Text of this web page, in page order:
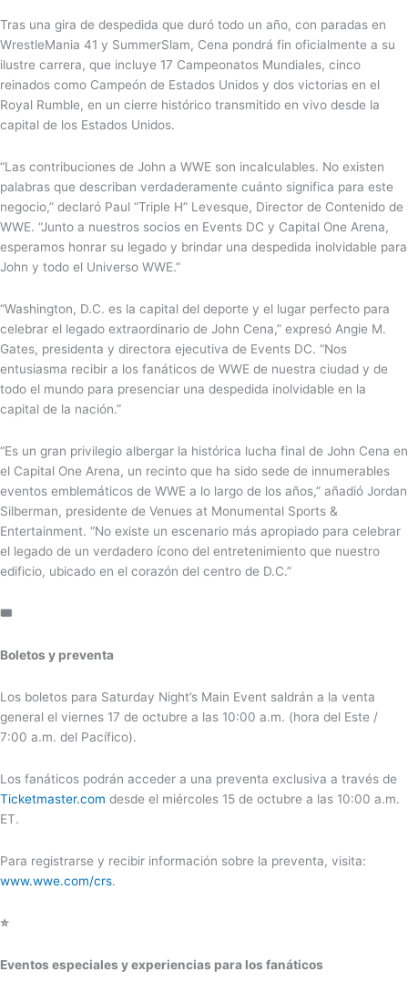
Tras una gira de despedida que duró todo un año, con paradas en
WrestleMania 41 y SummerSlam, Cena pondrá fin oficialmente a su
ilustre carrera, que incluye 17 Campeonatos Mundiales, cinco
reinados como Campeón de Estados Unidos y dos victorias en el
Royal Rumble, en un cierre histórico transmitido en vivo desde la
capital de los Estados Unidos.
“Las contribuciones de John a WWE son incalculables. No existen
palabras que describan verdaderamente cuánto significa para este
negocio,” declaró Paul “Triple H” Levesque, Director de Contenido de
WWE. “Junto a nuestros socios en Events DC y Capital One Arena,
esperamos honrar su legado y brindar una despedida inolvidable para
John y todo el Universo WWE.”
“Washington, D.C. es la capital del deporte y el lugar perfecto para
celebrar el legado extraordinario de John Cena,” expresó Angie M.
Gates, presidenta y directora ejecutiva de Events DC. “Nos
entusiasma recibir a los fanáticos de WWE de nuestra ciudad y de
todo el mundo para presenciar una despedida inolvidable en la
capital de la nación.”
“Es un gran privilegio albergar la histórica lucha final de John Cena en
el Capital One Arena, un recinto que ha sido sede de innumerables
eventos emblemáticos de WWE a lo largo de los años,” añadió Jordan
Silberman, presidente de Venues at Monumental Sports &
Entertainment. “No existe un escenario más apropiado para celebrar
el legado de un verdadero ícono del entretenimiento que nuestro
edificio, ubicado en el corazón del centro de D.C.”
🎟️
Boletos y preventa
Los boletos para Saturday Night’s Main Event saldrán a la venta
general el viernes 17 de octubre a las 10:00 a.m. (hora del Este /
7:00 a.m. del Pacífico).
Los fanáticos podrán acceder a una preventa exclusiva a través de
Ticketmaster.com desde el miércoles 15 de octubre a las 10:00 a.m.
ET.
Para registrarse y recibir información sobre la preventa, visita:
www.wwe.com/crs.
⭐
Eventos especiales y experiencias para los fanáticos